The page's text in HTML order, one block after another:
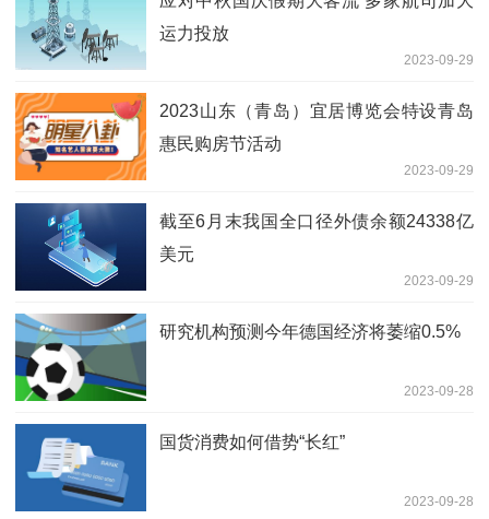
运力投放
2023-09-29
2023山东（青岛）宜居博览会特设青岛
惠民购房节活动
2023-09-29
截至6月末我国全口径外债余额24338亿
美元
2023-09-29
研究机构预测今年德国经济将萎缩0.5%
2023-09-28
国货消费如何借势“长红”
2023-09-28